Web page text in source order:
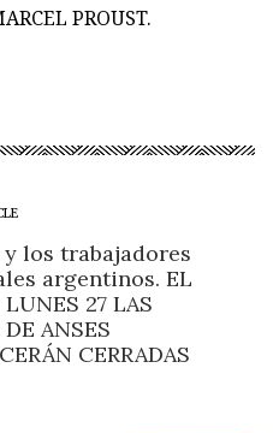
PROUST.
los trabajadores
argentinos. EL
27 LAS
ANSES
CERRADAS